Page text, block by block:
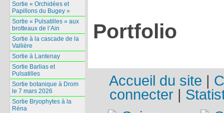
Portfolio
Sortie « Orchidées et
Papillons du Bugey »
Sortie « Pulsatilles » aux
brotteaux de l’Ain
Sortie à la cascade de la
Vallière
Sortie à Lantenay
Sortie Barlias et
Pulsatilles
Sortie botanique à Drom
le 7 mars 2026
Sortie Bryophytes à la
Réna
Accueil du site
connecter|